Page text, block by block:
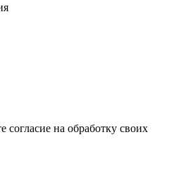
на обработку своих